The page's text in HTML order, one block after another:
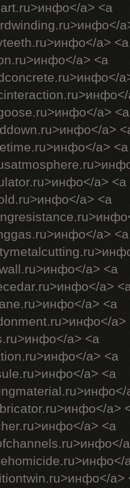
a> <a
a> <a
a> <a
a> <a
a>
a> <a
a> <a
a> <a
a> <a
a> <a
a>
a> <a
a>
a> <a
a> <a
a> <a
a>
a> <a
a>